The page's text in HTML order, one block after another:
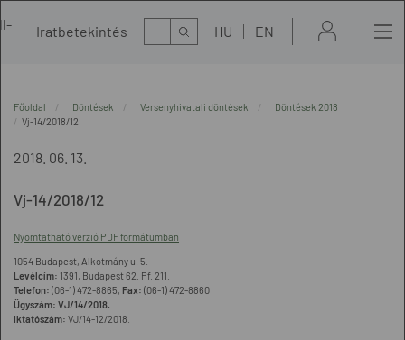
Iratbetekintés Kereső HU EN
Főoldal Döntések Versenyhivatali döntések
Döntések 2018
Vj-14/2018/12
2018. 06. 13.
Vj-14/2018/12
Nyomtatható verzió PDF formátumban
1054 Budapest, Alkotmány u. 5.
Levélcím: 1391, Budapest 62. Pf. 211.
Telefon: (06-1) 472-8865, Fax: (06-1) 472-8860
Ügyszám: VJ/14/2018.
Iktatószám: VJ/14-12/2018.